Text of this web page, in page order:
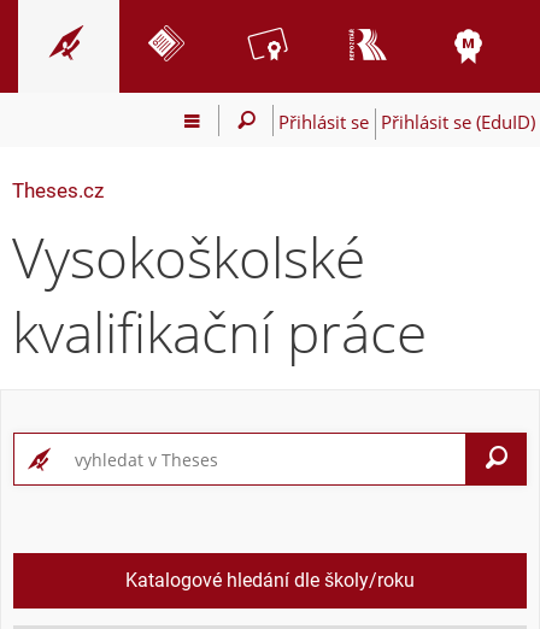
Přihlásit se Přihlásit se (EduID)
Theses.cz
Vysokoškolské
kvalifikační práce
Katalogové hledání dle školy/roku